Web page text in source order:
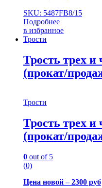
SKU: 5487FB8/15
Подробнее
в избранное
Трости
Трость трех и
(прокат/
Трости
Трость трех и
(прокат/
0 out of 5
(0)
Цена новой – 2300 руб